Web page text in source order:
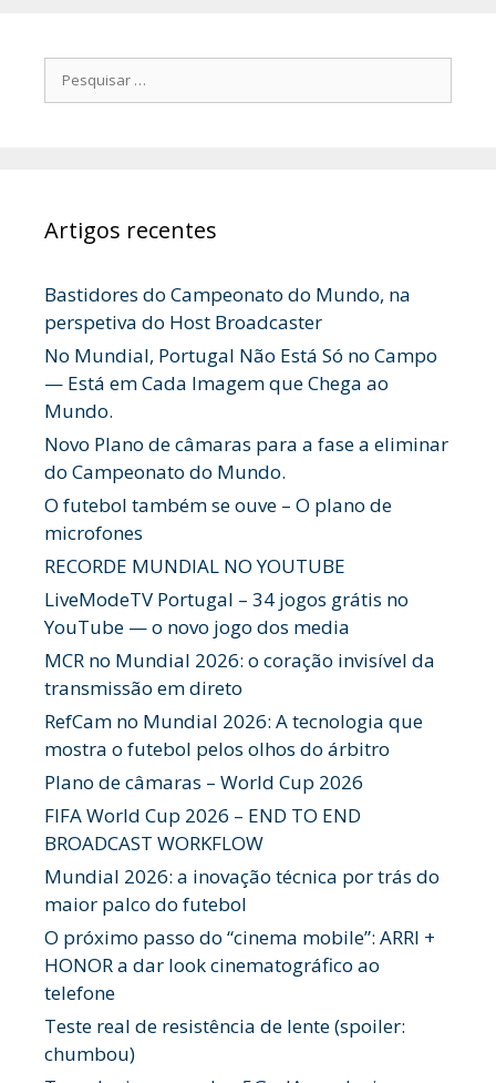
Pesquisar
por:
Artigos recentes
Bastidores do Campeonato do Mundo, na
perspetiva do Host Broadcaster
No Mundial, Portugal Não Está Só no Campo
— Está em Cada Imagem que Chega ao
Mundo.
Novo Plano de câmaras para a fase a eliminar
do Campeonato do Mundo.
O futebol também se ouve – O plano de
microfones
RECORDE MUNDIAL NO YOUTUBE
LiveModeTV Portugal – 34 jogos grátis no
YouTube — o novo jogo dos media
MCR no Mundial 2026: o coração invisível da
transmissão em direto
RefCam no Mundial 2026: A tecnologia que
mostra o futebol pelos olhos do árbitro
Plano de câmaras – World Cup 2026
FIFA World Cup 2026 – END TO END
BROADCAST WORKFLOW
Mundial 2026: a inovação técnica por trás do
maior palco do futebol
O próximo passo do “cinema mobile”: ARRI +
HONOR a dar look cinematográfico ao
telefone
Teste real de resistência de lente (spoiler:
chumbou)